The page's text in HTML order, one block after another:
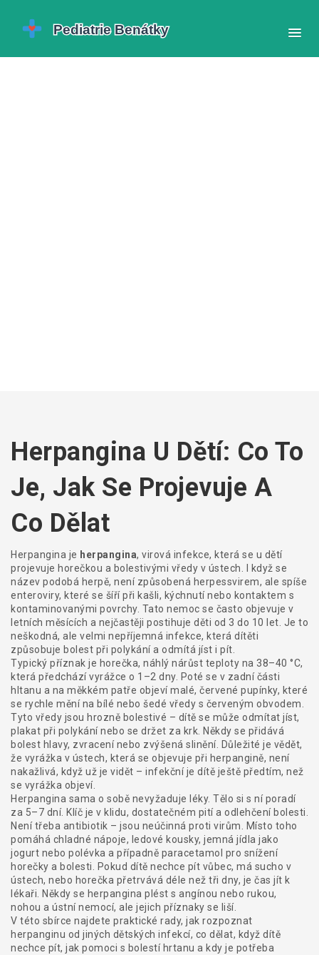
Herpangina U Dětí: Co To
Je, Jak Se Projevuje A
Co Dělat
Herpangina je herpangina, virová infekce, která se u dětí
projevuje horečkou a bolestivými vředy v ústech . I když se
název podobá herpě, není způsobená herpessvirem, ale spíše
enteroviry, které se šíří při kašli, kýchnutí nebo kontaktem s
kontaminovanými povrchy. Tato nemoc se často objevuje v
letních měsících a nejčastěji postihuje děti od 3 do 10 let. Je to
neškodná, ale velmi nepříjemná infekce, která dítěti
způsobuje bolest při polykání a odmítá jíst i pít.
Typický příznak je horečka, náhlý nárůst teploty na 38–40 °C,
která předchází vyrážce o 1–2 dny. Poté se v zadní části
hltanu a na měkkém patře objeví malé, červené pupínky, které
se rychle mění na bílé nebo šedé vředy s červeným obvodem.
Tyto vředy jsou hrozně bolestivé – dítě se může odmítat jíst,
plakat při polykání nebo se držet za krk. Někdy se přidává
bolest hlavy, zvracení nebo zvýšená slinění. Důležité je vědět,
že vyrážka v ústech, která se objevuje při herpangině, není
nakažlivá, když už je vidět – infekční je dítě ještě předtím, než
se vyrážka objeví.
Herpangina sama o sobě nevyžaduje léky. Tělo si s ní poradí
za 5–7 dní. Klíč je v klidu, dostatečném pití a odlehčení bolesti.
Není třeba antibiotik – jsou neúčinná proti virům. Místo toho
pomáhá chladné nápoje, ledové kousky, jemná jídla jako
jogurt nebo polévka a případně paracetamol pro snížení
horečky a bolesti. Pokud dítě nechce pít vůbec, má sucho v
ústech, nebo horečka přetrvává déle než tři dny, je čas jít k
lékaři. Někdy se herpangina plést s angínou nebo rukou,
nohou a ústní nemocí, ale jejich příznaky se liší.
V této sbírce najdete praktické rady, jak rozpoznat
herpanginu od jiných dětských infekcí, co dělat, když dítě
nechce pít, jak pomoci s bolestí hrtanu a kdy je potřeba